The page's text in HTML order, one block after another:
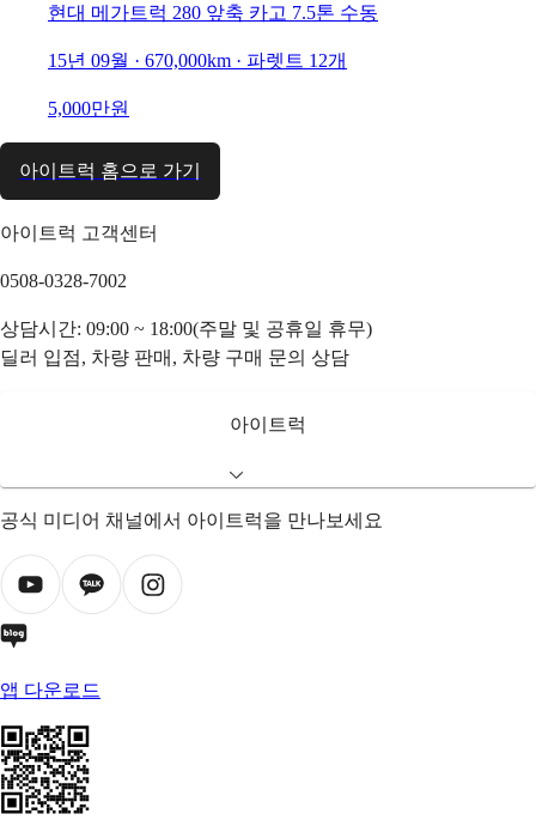
현대 메가트럭 280 앞축 카고 7.5톤 수동
15년 09월 · 670,000km · 파렛트 12개
5,000만원
아이트럭 홈으로 가기
아이트럭 고객센터
0508-0328-7002
상담시간: 09:00 ~ 18:00(주말 및 공휴일 휴무)
딜러 입점, 차량 판매, 차량 구매 문의 상담
아이트럭
공식 미디어 채널에서 아이트럭을 만나보세요
앱 다운로드